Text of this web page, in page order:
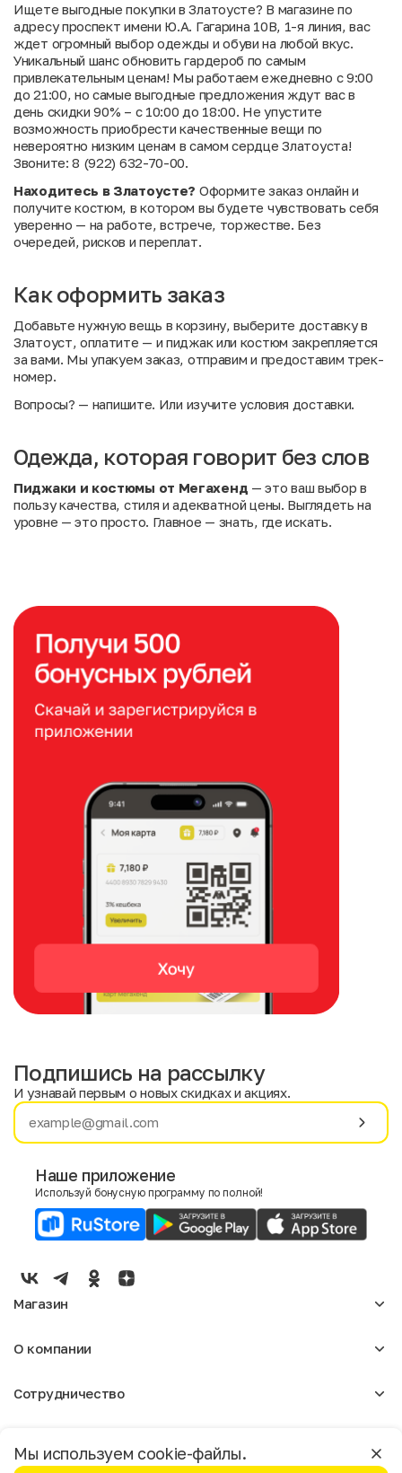
Ищете выгодные покупки в Златоусте? В магазине по
адресу проспект имени Ю.А. Гагарина 10В, 1-я линия, вас
ждет огромный выбор одежды и обуви на любой вкус.
Уникальный шанс обновить гардероб по самым
привлекательным ценам! Мы работаем ежедневно с 9:00
до 21:00, но самые выгодные предложения ждут вас в
день скидки 90% – с 10:00 до 18:00. Не упустите
возможность приобрести качественные вещи по
невероятно низким ценам в самом сердце Златоуста!
Звоните: 8 (922) 632-70-00.
Находитесь в Златоусте? Оформите заказ онлайн и
получите костюм, в котором вы будете чувствовать себя
уверенно — на работе, встрече, торжестве. Без
очередей, рисков и переплат.
Как оформить заказ
Добавьте нужную вещь в корзину, выберите доставку в
Златоуст, оплатите — и пиджак или костюм закрепляется
за вами. Мы упакуем заказ, отправим и предоставим трек-
номер.
Вопросы? — напишите. Или изучите условия доставки.
Одежда, которая говорит без слов
Пиджаки и костюмы от Мегахенд — это ваш выбор в
пользу качества, стиля и адекватной цены. Выглядеть на
уровне — это просто. Главное — знать, где искать.
Имя
E-mail
Мужской
Женский
Мы используем cookie-файлы.
Москва
Подпишись на рассылку
И узнавай первым о новых скидках и акциях.
Наше приложение
Используй бонусную программу по полной!
Магазин
Мужское
О компании
Отзывы
Магазины
Сотрудничество
Реклама
Доставка и оплата
Бонусная программа